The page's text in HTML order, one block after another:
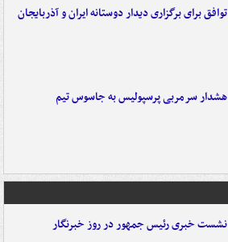
توافق برای برگزاری دیدار دوستانه ایران و آذربایجان
هشدار سرمربی پرسپولیس به جاسوس تیم
نشست خبری رئیس جمهور در روز خبرنگار